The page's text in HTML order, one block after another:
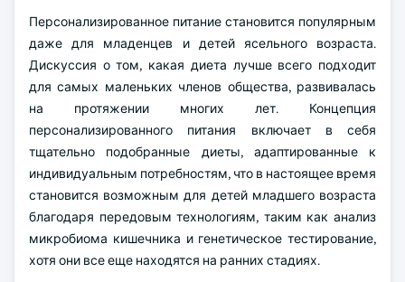
Персонализированное питание становится популярным
даже для младенцев и детей ясельного возраста.
Дискуссия о том, какая диета лучше всего подходит
для самых маленьких членов общества, развивалась
на протяжении многих лет. Концепция
персонализированного питания включает в себя
тщательно подобранные диеты, адаптированные к
индивидуальным потребностям, что в настоящее время
становится возможным для детей младшего возраста
благодаря передовым технологиям, таким как анализ
микробиома кишечника и генетическое тестирование,
хотя они все еще находятся на ранних стадиях.